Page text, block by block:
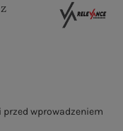
wprowadzeniem